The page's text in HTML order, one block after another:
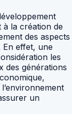
à la création de
des aspects
En effet, une
les
des générations
un